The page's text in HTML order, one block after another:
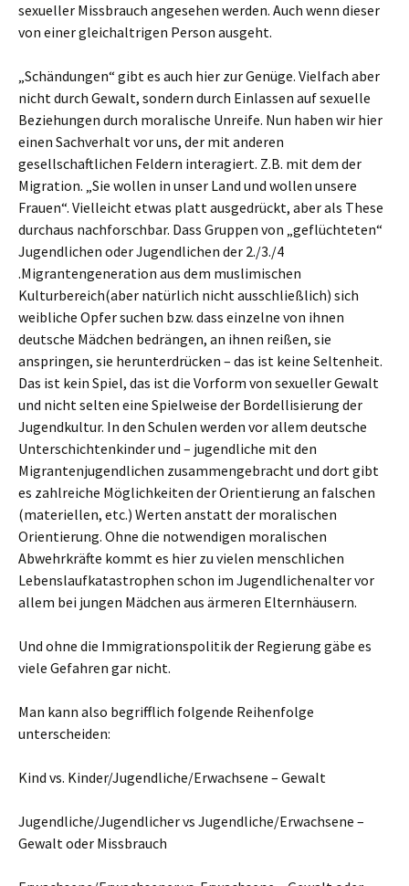
sexueller Missbrauch angesehen werden. Auch wenn dieser
von einer gleichaltrigen Person ausgeht.
„Schändungen“ gibt es auch hier zur Genüge. Vielfach aber
nicht durch Gewalt, sondern durch Einlassen auf sexuelle
Beziehungen durch moralische Unreife. Nun haben wir hier
einen Sachverhalt vor uns, der mit anderen
gesellschaftlichen Feldern interagiert. Z.B. mit dem der
Migration. „Sie wollen in unser Land und wollen unsere
Frauen“. Vielleicht etwas platt ausgedrückt, aber als These
durchaus nachforschbar. Dass Gruppen von „geflüchteten“
Jugendlichen oder Jugendlichen der 2./3./4
.Migrantengeneration aus dem muslimischen
Kulturbereich(aber natürlich nicht ausschließlich) sich
weibliche Opfer suchen bzw. dass einzelne von ihnen
deutsche Mädchen bedrängen, an ihnen reißen, sie
anspringen, sie herunterdrücken – das ist keine Seltenheit.
Das ist kein Spiel, das ist die Vorform von sexueller Gewalt
und nicht selten eine Spielweise der Bordellisierung der
Jugendkultur. In den Schulen werden vor allem deutsche
Unterschichtenkinder und – jugendliche mit den
Migrantenjugendlichen zusammengebracht und dort gibt
es zahlreiche Möglichkeiten der Orientierung an falschen
(materiellen, etc.) Werten anstatt der moralischen
Orientierung. Ohne die notwendigen moralischen
Abwehrkräfte kommt es hier zu vielen menschlichen
Lebenslaufkatastrophen schon im Jugendlichenalter vor
allem bei jungen Mädchen aus ärmeren Elternhäusern.
Und ohne die Immigrationspolitik der Regierung gäbe es
viele Gefahren gar nicht.
Man kann also begrifflich folgende Reihenfolge
unterscheiden:
Kind vs. Kinder/Jugendliche/Erwachsene – Gewalt
Jugendliche/Jugendlicher vs Jugendliche/Erwachsene –
Gewalt oder Missbrauch